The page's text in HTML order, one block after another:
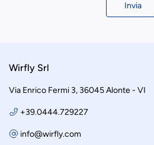
Invia
Wirfly Srl
Via Enrico Fermi 3, 36045 Alonte - VI
+39.0444.729227
info@wirfly.com